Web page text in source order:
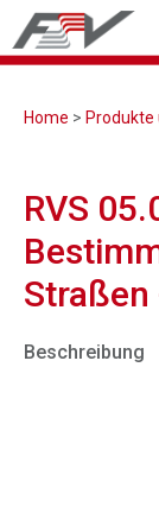
Home >
RVS
Straßen
Beschreibung